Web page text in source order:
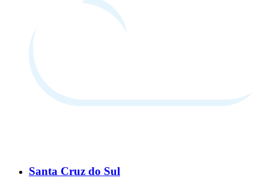
Santa Cruz do Sul